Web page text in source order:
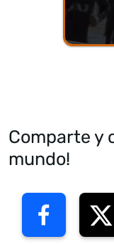
Comparte y
mundo!